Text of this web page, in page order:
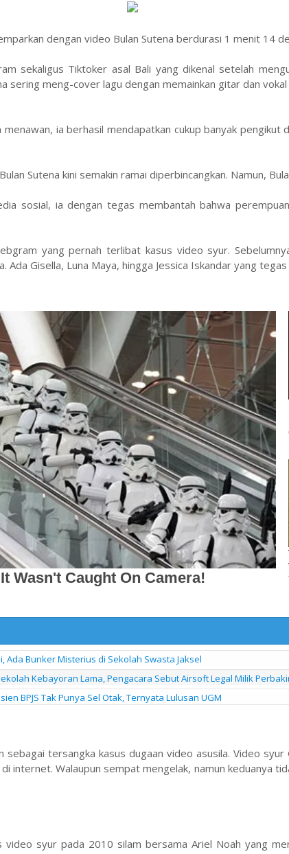
dengan video Bulan Sutena berdurasi 1 menit 14
sekaligus Tiktoker asal Bali yang dikenal setelah
sering meng-cover lagu dengan memainkan gitar dan
ia berhasil mendapatkan cukup banyak pengikut
Sutena kini semakin ramai diperbincangkan. Namun,
sosial, ia dengan tegas membantah bahwa
yang pernah terlibat kasus video syur.
Ada Gisella, Luna Maya, hingga Jessica Iskandar yang
Ada Bunker Misterius di Sekolah Swasta Jaksel
Kebayoran Lama, Pengacara Sebut Airsoft Legal Milik
BPJS Tak Punya Sel Otak, Ternyata Lulusan UGM
sebagai tersangka kasus dugaan video asusila. Video
internet. Walaupun sempat mengelak, namun keduanya
syur pada 2010 silam bersama Ariel Noah yang